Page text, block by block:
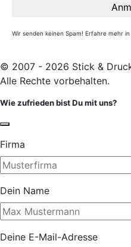
Wir senden keinen Spam! Erfahre mehr
© 2007 - 2026 Stick &
Alle Rechte vorbehalten.
Wie zufrieden bist Du mit uns?
Firma
Dein Name
Deine E-Mail-Adresse